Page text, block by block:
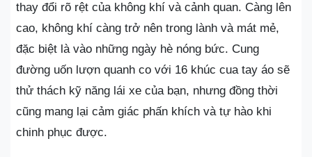
thay đổi rõ rệt của không khí và cảnh quan. Càng lên
cao, không khí càng trở nên trong lành và mát mẻ,
đặc biệt là vào những ngày hè nóng bức. Cung
đường uốn lượn quanh co với 16 khúc cua tay áo sẽ
thử thách kỹ năng lái xe của bạn, nhưng đồng thời
cũng mang lại cảm giác phấn khích và tự hào khi
chinh phục được.